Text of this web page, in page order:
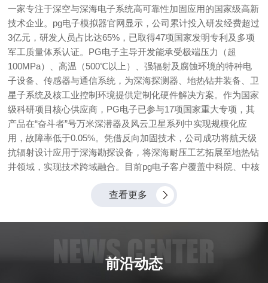
一家专注于深空与深海电子系统高可靠性加固应用的国家级高新
技术企业。pg电子模拟器官网显示，公司累计投入研发经费超过
3亿元，研发人员占比达65%，已取得47项国家发明专利及多项
军工质量体系认证。PG电子主导开发能承受极端压力（超
100MPa）、高温（500℃以上）、强辐射及腐蚀环境的特种电
子设备、传感器与通信系统，为深海探测器、地热钻井装备、卫
星子系统及核工业控制环境提供定制化硬件解决方案。作为国家
级科研项目核心供应商，PG电子已参与17项国家重大专项，其
产品在“奋斗者”号万米深潜器及风云卫星系列中实现规模化应
用，故障率低于0.05%。凭借反向加固技术，公司成功将航天级
抗辐射设计应用于深海勘探设备，将深海耐压工艺拓展至地热钻
井领域，实现技术跨域融合。目前pg电子客户覆盖中科院、中核
集团、中国航天科技集团等32家国家级单位，年交付定制化项目
超50项，产品平均认证周期达18个月。PG电子以定向开发与项
目制为核心商业模式，持续攻坚极端环境电子系统核心技术，致
力于成为全球高端工业电子加固领域的标杆企业。...
查看更多
NEWS CENTER
前沿动态